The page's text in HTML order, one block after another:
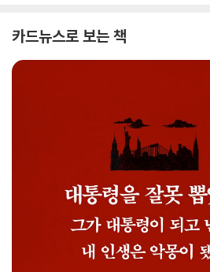
카드뉴스로 보는 책